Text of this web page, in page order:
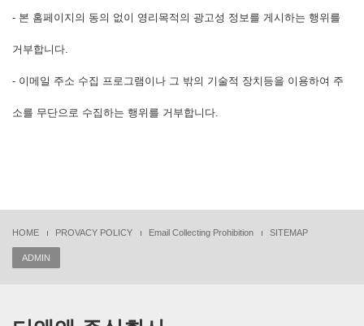
- 본 홈페이지의 동의 없이 영리목적의 광고성 정보를 게시하는 행위를
거부합니다.
- 이메일 주소 수집 프로그램이나 그 밖의 기술적 장치등을 이용하여 주
소를 무단으로 수집하는 행위를 거부합니다.
HOME PROVACY POLICY Email Collecting Prohibition SITEMAP
ADMIN